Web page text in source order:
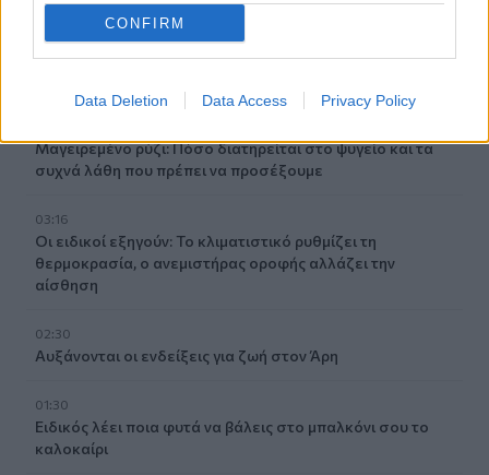
CONFIRM
Data Deletion Data Access Privacy Policy
Φεύγουμε για διακοπές; Τα 7 πράγματα που πρέπει να
Μαγειρεμένο ρύζι: Πόσο διατηρείται στο ψυγείο και τα
συχνά λάθη που πρέπει να προσέξουμε
03:16
Οι ειδικοί εξηγούν: Το κλιματιστικό ρυθμίζει τη
θερμοκρασία, ο ανεμιστήρας οροφής αλλάζει την
αίσθηση
02:30
Αυξάνονται οι ενδείξεις για ζωή στον Άρη
01:30
Ειδικός λέει ποια φυτά να βάλεις στο μπαλκόνι σου το
καλοκαίρι